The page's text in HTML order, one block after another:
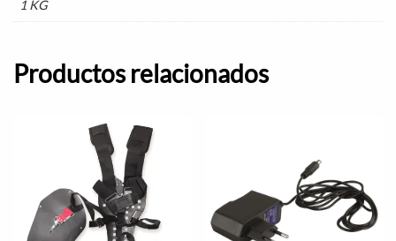
1 KG
Productos relacionados